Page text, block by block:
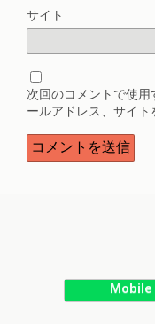
サイト
次回のコメントで使
ールアドレス、サイト
Mobile